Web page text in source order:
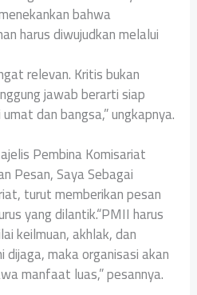
bahwa
harus diwujudkan melalui
relevan. Kritis bukan
jawab berarti siap
dan bangsa,” ungkapnya.
Pembina Komisariat
Pesan, Saya Sebagai
turut memberikan pesan
yang dilantik.“PMII harus
keilmuan, akhlak, dan
dijaga, maka organisasi akan
manfaat luas,” pesannya.